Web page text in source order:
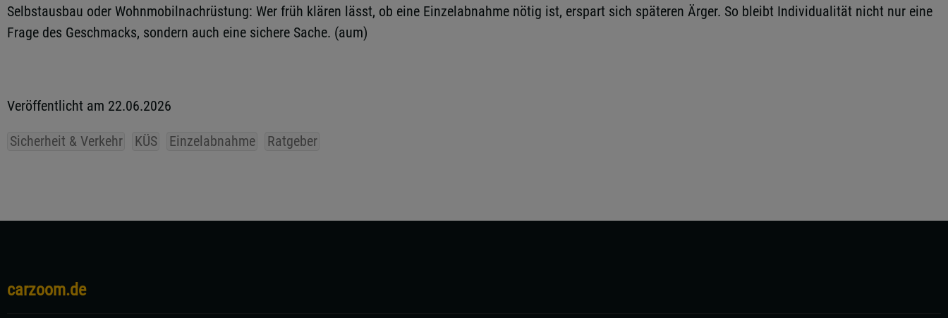
Selbstausbau oder Wohnmobilnachrüstung: Wer früh klären lässt, ob eine Einzelabnahme nötig ist, erspart sich späteren Ärger. So bleibt Individualität nicht nur eine
Frage des Geschmacks, sondern auch eine sichere Sache. (aum)
Veröffentlicht am 22.06.2026
Sicherheit & Verkehr KÜS Einzelabnahme Ratgeber
carzoom.de